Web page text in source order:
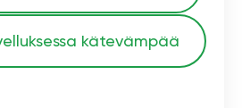
kätevämpää